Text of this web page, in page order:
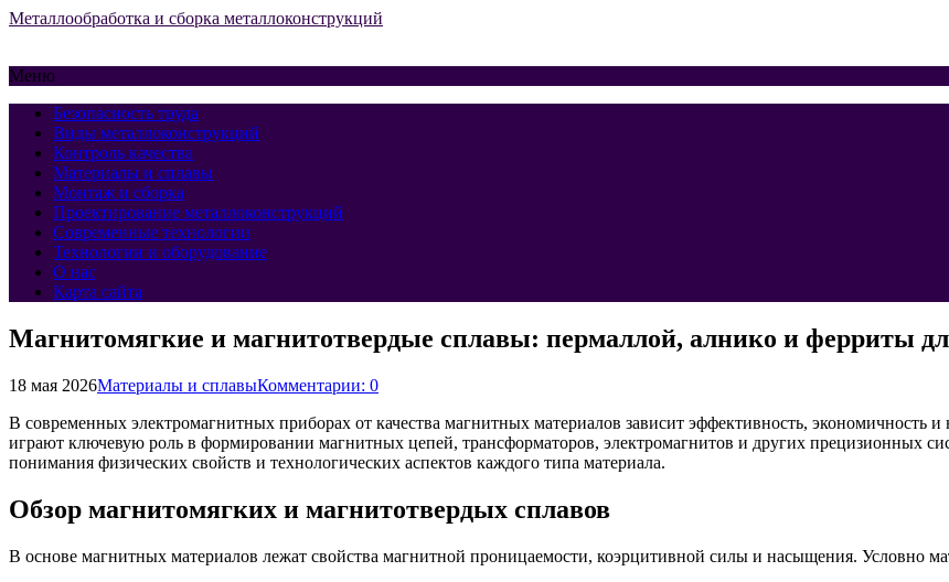
Металлообработка и сборка металлоконструкций
Меню
Безопасность труда
Виды металлоконструкций
Контроль качества
Материалы и сплавы
Монтаж и сборка
Проектирование металлоконструкций
Современные технологии
Технологии и оборудование
О нас
Карта сайта
Магнитомягкие и магнитотвердые сплавы: пермаллой, алнико и ферриты
18 мая 2026Материалы и сплавыКомментарии: 0
В современных электромагнитных приборах от качества магнитных материалов зависит эффективность, экономичность
играют ключевую роль в формировании магнитных цепей, трансформаторов, электромагнитов и других прецизионных
понимания физических свойств и технологических аспектов каждого типа материала.
Обзор магнитомягких и магнитотвердых сплавов
В основе магнитных материалов лежат свойства магнитной проницаемости, коэрцитивной силы и насыщения. Условно